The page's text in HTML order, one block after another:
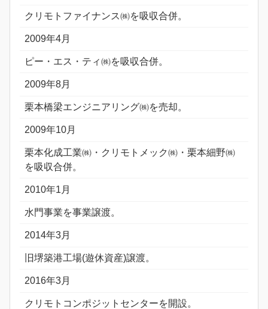
クリモトファイナンス㈱を吸収合併。
2009年4月
ピー・エス・ティ㈱を吸収合併。
2009年8月
栗本橋梁エンジニアリング㈱を売却。
2009年10月
栗本化成工業㈱・クリモトメック㈱・栗本細野㈱
を吸収合併。
2010年1月
水門事業を事業譲渡。
2014年3月
旧堺築港工場(遊休資産)譲渡。
2016年3月
クリモトコンポジットセンターを開設。